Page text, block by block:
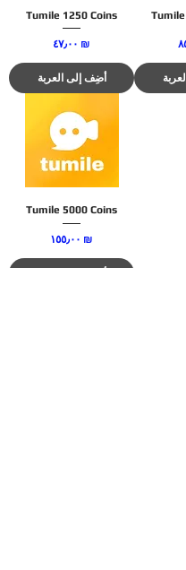
Tumile 1250 Coins
السعر ‏٤٧٫٠٠ ₪
أضِف إلى العربة
Tumile 5000 Coins
السعر ‏١٥٥٫٠٠ ₪